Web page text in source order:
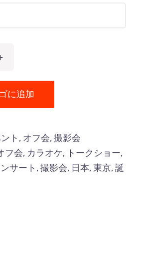
に追加
ト , オフ会,撮影会
フ会, カラオケ, トークショー,
サート ,撮影会, 日本,東京,誕